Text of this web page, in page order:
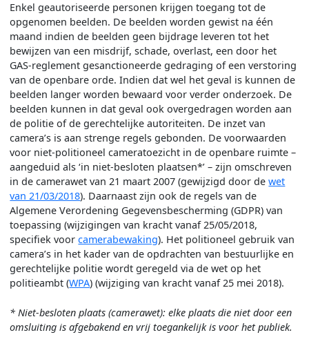
Enkel geautoriseerde personen krijgen toegang tot de
opgenomen beelden. De beelden worden gewist na één
maand indien de beelden geen bijdrage leveren tot het
bewijzen van een misdrijf, schade, overlast, een door het
GAS-reglement gesanctioneerde gedraging of een verstoring
van de openbare orde. Indien dat wel het geval is kunnen de
beelden langer worden bewaard voor verder onderzoek. De
beelden kunnen in dat geval ook overgedragen worden aan
de politie of de gerechtelijke autoriteiten. De inzet van
camera’s is aan strenge regels gebonden. De voorwaarden
voor niet-politioneel cameratoezicht in de openbare ruimte –
aangeduid als ‘in niet-besloten plaatsen*’ – zijn omschreven
in de camerawet van 21 maart 2007 (gewijzigd door dewet
van 21/03/2018). Daarnaast zijn ook de regels van de
Algemene Verordening Gegevensbescherming (GDPR) van
toepassing (wijzigingen van kracht vanaf 25/05/2018,
specifiek voorcamerabewaking). Het politioneel gebruik van
camera’s in het kader van de opdrachten van bestuurlijke en
gerechtelijke politie wordt geregeld via de wet op het
politieambt (WPA) (wijziging van kracht vanaf 25 mei 2018).
* Niet-besloten plaats (camerawet): elke plaats die niet door een
omsluiting is afgebakend en vrij toegankelijk is voor het publiek.